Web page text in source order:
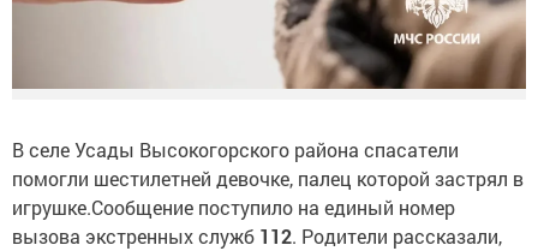
В селе Усады Высокогорского района спасатели
помогли шестилетней девочке, палец которой застрял в
игрушке.Сообщение поступило на единый номер
вызова экстренных служб 112. Родители рассказали,